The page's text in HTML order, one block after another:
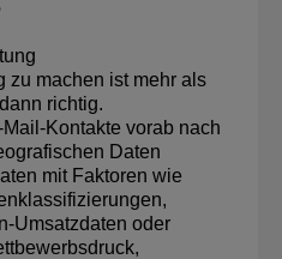
zu machen ist mehr als
richtig.
Kontakte vorab nach
Daten
mit Faktoren wie
Umsatzdaten oder